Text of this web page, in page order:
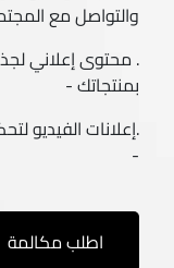
والتواصل مع
. محتوى إعلاني
بمنتجاتك -
.إعلانات الفيديو
-
اطلب مكالمة